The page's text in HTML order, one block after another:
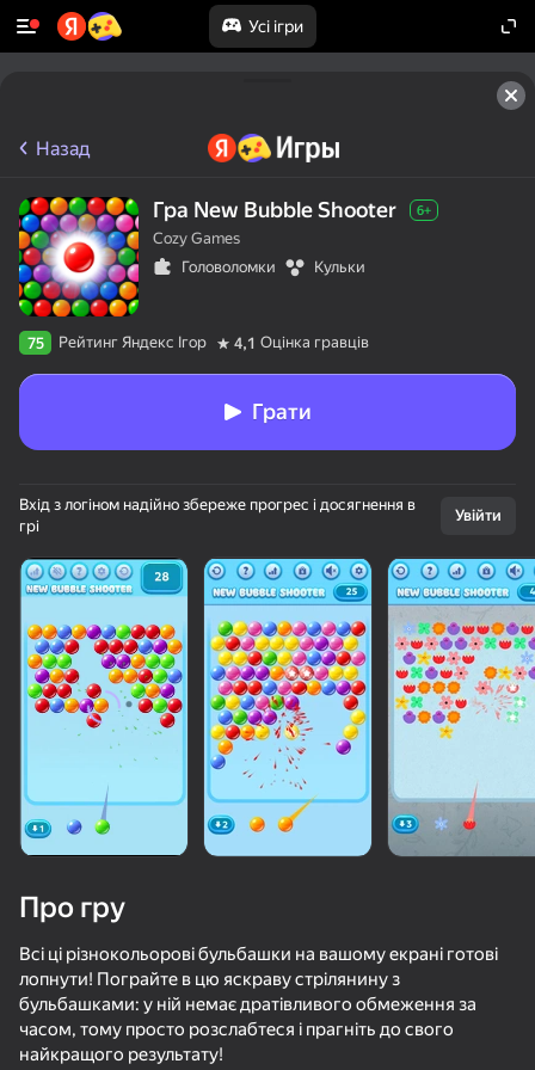
Усі ігри
Дамплинги Сквиш Мерж
Закрась Арену
Назад
Гра New Bubble Shooter 6+
Cozy Games
Головоломки
Кульки
75 Рейтинг Яндекс Ігор 4,1 Оцінка гравців
Грати
Вхід з логіном надійно збереже прогрес і досягнення в
грі
Увійти
Про гру
Всі ці різнокольорові бульбашки на вашому екрані готові
лопнути! Пограйте в цю яскраву стрілянину з
бульбашками: у ній немає дратівливого обмеження за
часом, тому просто розслабтеся і прагніть до свого
найкращого результату!